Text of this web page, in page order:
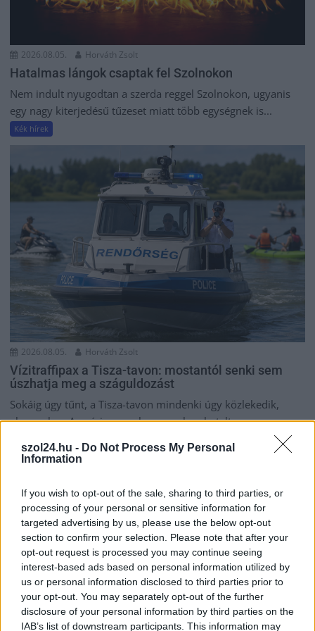
szol24.hu - Do Not Process My Personal
Information
If you wish to opt-out of the sale, sharing to third parties, or
processing of your personal or sensitive information for
targeted advertising by us, please use the below opt-out
section to confirm your selection. Please note that after your
opt-out request is processed you may continue seeing
interest-based ads based on personal information utilized by
us or personal information disclosed to third parties prior to
your opt-out. You may separately opt-out of the further
disclosure of your personal information by third parties on the
IAB’s list of downstream participants. This information may
2026.08.05. Horváth Zsolt
Hatalmas lángok csaptak fel Szolnokon
Nem indult nyugodtan a szerda reggel Szolnokon, ugyanis
egy nagy kiterjedésű tűzeset miatt több egységnek is...
Kék hírek
2026.08.05. Horváth Zsolt
Vízitraffipax a Tisza-tavon: mostantól senki sem
úszhatja meg a száguldozást
Sokáig úgy tűnt, a Tisza-tavon mindenki úgy közlekedik,
ahogy akar. A nyári szezonban azonban betelt a...